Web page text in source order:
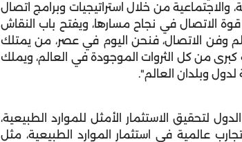
والاجتماعية من خلال استراتيجيات وبرامج اتصال
الاتصال في نجاح مسارها، ويفتح باب النقاش
وفن الاتصال، فنحن اليوم في عصر، من يمتلك
من كل الثروات الموجودة في العالم، ويملك
وبلدان العالم".
لتحقيق الاستثمار الأمثل للموارد الطبيعية،
عالمية في استثمار الموارد الطبيعية، مثل